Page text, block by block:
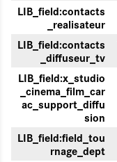
LIB_field:contacts
_realisateur
LIB_field:contacts
_diffuseur_tv
LIB_field:x_studio
_cinema_film_car
ac_support_diffu
sion
LIB_field:field_tou
rnage_dept